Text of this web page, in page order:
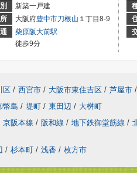
新築一戸建
大阪府豊中市刀根山 １丁目8-9
柴原阪大前駅
徒歩9分
区 / 西宮市 / 大阪市東住吉区 / 芦屋市 /
幣島 / 堤町 / 東田辺 / 大桝町
京阪本線 / 阪和線 / 地下鉄御堂筋線 /
/ 杉本町 / 浅香 / 枚方市